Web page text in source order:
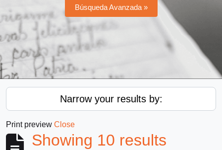
Búsqueda Avanzada »
Narrow your results by:
Print preview Close
Showing 10 results